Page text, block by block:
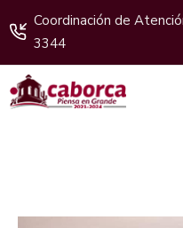
Coordinación de
3344
Inicio